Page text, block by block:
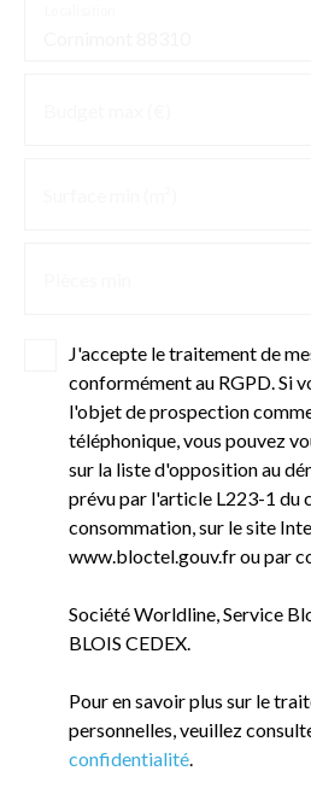
J'accepte le traitement de
conformément au RGPD. Si
l'objet de prospection
téléphonique, vous pouvez
sur la liste d'opposition au
prévu par l'article L223-1 du
consommation, sur le site
www.bloctel.gouv.fr ou par
Société Worldline, Service
BLOIS CEDEX.
Pour en savoir plus sur le
personnelles, veuillez
confidentialité.